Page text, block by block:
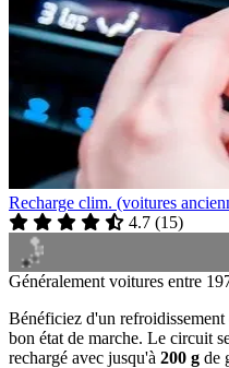
Recharge clim. (voitures
4.7 (15)
Généralement voitures entre
Bénéficiez d'un
bon état de marche. Le circuit
rechargé avec jusqu'à 200 g de